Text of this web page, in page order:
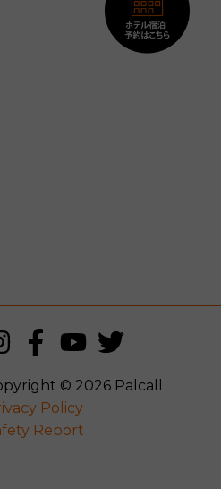
© 2026 Palcall
Policy
Report